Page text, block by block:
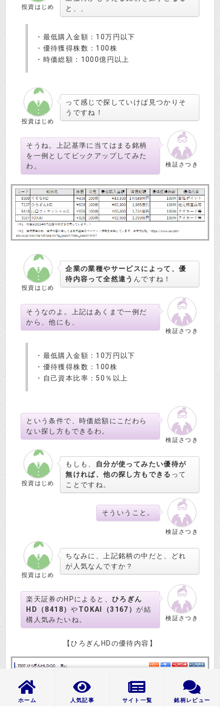
投資はじめ
と、、
・最低購入金額：10万円以下
・優待獲得株数：100株
・時価総額：1000億円以上
投資はじめ
って感じで探していけば見つかりそ
うですね！
検証さつき
そうね。上記基準に当てはまる銘柄
を一例としてピックアップしてみた
わ。
投資はじめ
企業の業種やサービスによって、優
待内容って全然違う んですね！
検証さつき
そうなのよ。上記はあくまで一例だ
から、他にも、
・最低購入金額：10万円以下
・優待獲得株数：100株
・自己資本比率：50％以上
検証さつき
という条件で、時価総額にこだわら
ない探し方もできるわ。
投資はじめ
もしも、
自分が使ってみたい優待が
無ければ、他の探し方もできる って
ことですね。
検証さつき
そういうこと。
投資はじめ
ちなみに、上記銘柄の中だと、どれ
が人気なんですか？
検証さつき
楽天証券のHPによると、ひろぎん
HD（8418）やTOKAI（3167）が結
構人気みたいね。
【ひろぎんHDの優待内容】
ホーム 人気記事 サイト一覧 銘柄レビュー